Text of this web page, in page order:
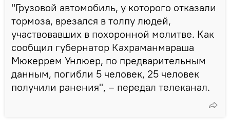
"Грузовой автомобиль, у которого отказали
тормоза, врезался в толпу людей,
участвовавших в похоронной молитве. Как
сообщил губернатор Кахраманмараша
Мюкеррем Унлюер, по предварительным
данным, погибли 5 человек, 25 человек
получили ранения", – передал телеканал.